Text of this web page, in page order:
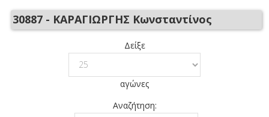
30887 - ΚΑΡΑΓΙΩΡΓΗΣ Κωνσταντίνος
Δείξε
αγώνες
Αναζήτηση: